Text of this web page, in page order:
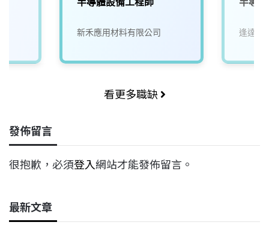
新禾應用材料有限公司 逢達能
看更多職缺
發佈留言
很抱歉，必須登入網站才能發佈留言。
最新文章